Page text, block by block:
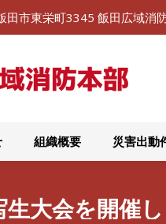
田市東栄町3345 飯田広域消
組織概要 災害出動
大会を開催
ーム お知らせ 組織